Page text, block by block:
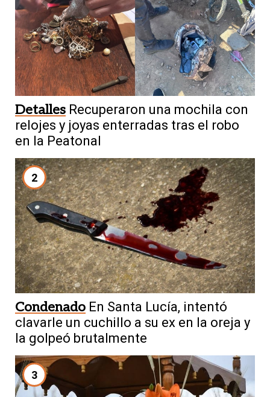
Detalles Recuperaron una mochila con
relojes y joyas enterradas tras el robo
en la Peatonal
2
Condenado En Santa Lucía, intentó
clavarle un cuchillo a su ex en la oreja y
la golpeó brutalmente
3